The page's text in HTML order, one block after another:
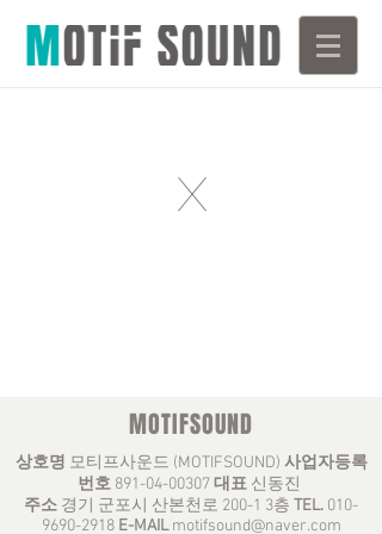
X
MOTIFSOUND
상호명 모티프사운드 (MOTIFSOUND) 사업자등록
번호 891-04-00307대표 신동진
주소 경기 군포시 산본천로 200-1 3층 TEL. 010-
9690-2918 E-MAIL motifsound@naver.com